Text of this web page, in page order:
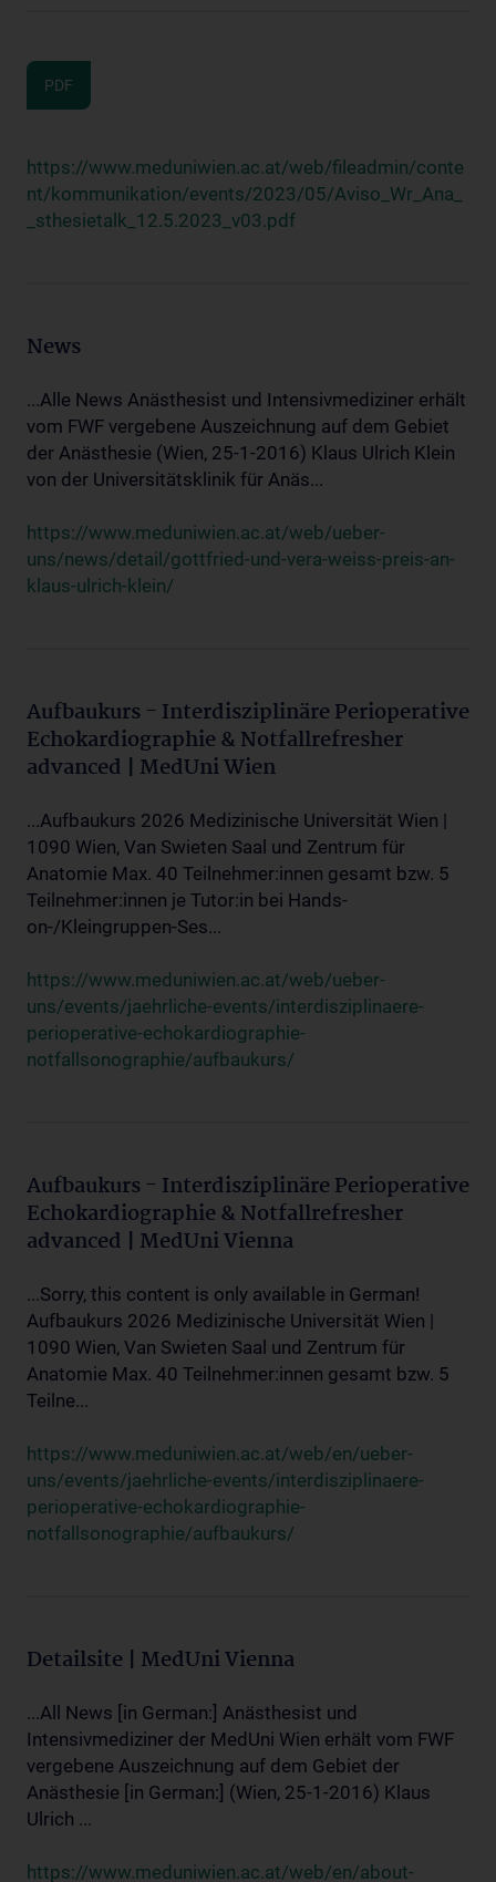
PDF
https://www.meduniwien.ac.at/web/fileadmin/conte
nt/kommunikation/events/2023/05/Aviso_Wr_Ana_
_sthesietalk_12.5.2023_v03.pdf
News
...Alle News Anästhesist und Intensivmediziner erhält
vom FWF vergebene Auszeichnung auf dem Gebiet
der Anästhesie (Wien, 25-1-2016) Klaus Ulrich Klein
von der Universitätsklinik für Anäs...
https://www.meduniwien.ac.at/web/ueber-
uns/news/detail/gottfried-und-vera-weiss-preis-an-
klaus-ulrich-klein/
Aufbaukurs - Interdisziplinäre Perioperative
Echokardiographie & Notfallrefresher
advanced | MedUni Wien
...Aufbaukurs 2026 Medizinische Universität Wien |
1090 Wien, Van Swieten Saal und Zentrum für
Anatomie Max. 40 Teilnehmer:innen gesamt bzw. 5
Teilnehmer:innen je Tutor:in bei Hands-
on-/Kleingruppen-Ses...
https://www.meduniwien.ac.at/web/ueber-
uns/events/jaehrliche-events/interdisziplinaere-
perioperative-echokardiographie-
notfallsonographie/aufbaukurs/
Aufbaukurs - Interdisziplinäre Perioperative
Echokardiographie & Notfallrefresher
advanced | MedUni Vienna
...Sorry, this content is only available in German!
Aufbaukurs 2026 Medizinische Universität Wien |
1090 Wien, Van Swieten Saal und Zentrum für
Anatomie Max. 40 Teilnehmer:innen gesamt bzw. 5
Teilne...
https://www.meduniwien.ac.at/web/en/ueber-
uns/events/jaehrliche-events/interdisziplinaere-
perioperative-echokardiographie-
notfallsonographie/aufbaukurs/
Detailsite | MedUni Vienna
...All News [in German:] Anästhesist und
Intensivmediziner der MedUni Wien erhält vom FWF
vergebene Auszeichnung auf dem Gebiet der
Anästhesie [in German:] (Wien, 25-1-2016) Klaus
Ulrich ...
https://www.meduniwien.ac.at/web/en/about-